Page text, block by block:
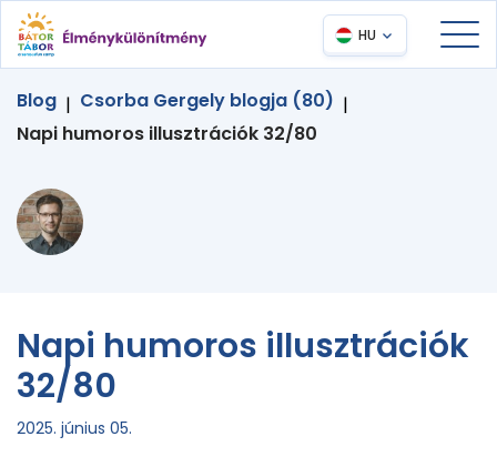
HU
Blog | Csorba Gergely blogja (80) |
Napi humoros illusztrációk 32/80
Napi humoros illusztrációk
32/80
2025. június 05.